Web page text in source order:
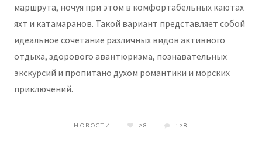
маршрута, ночуя при этом в комфортабельных каютах
яхт и катамаранов. Такой вариант представляет собой
идеальное сочетание различных видов активного
отдыха, здорового авантюризма, познавательных
экскурсий и пропитано духом романтики и морских
приключений.
НОВОСТИ 28 128